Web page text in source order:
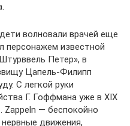
волновали врачей еще
персонажем известной
Петер», в
Цапель-Филипп
С легкой руки
Г. Гоффмана уже в XIX
— беспокойно
нервные движения,